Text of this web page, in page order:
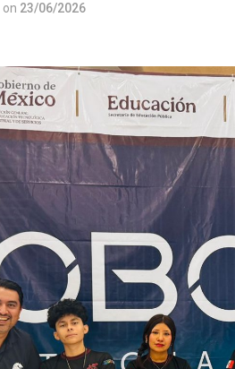
on 23/06/2026